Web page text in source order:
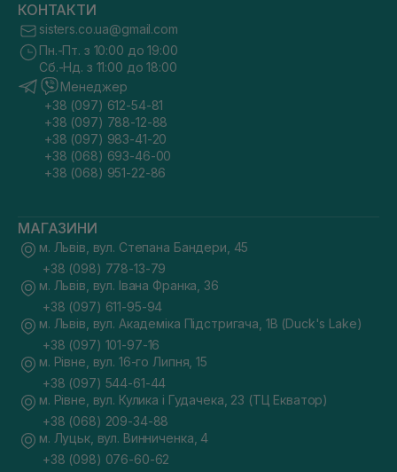
КОНТАКТИ
sisters.co.ua@gmail.com
Пн.-Пт. з 10:00 до 19:00
Сб.-Нд. з 11:00 до 18:00
Менеджер
+38 (097) 612-54-81
+38 (097) 788-12-88
+38 (097) 983-41-20
+38 (068) 693-46-00
+38 (068) 951-22-86
МАГАЗИНИ
м. Львів, вул. Степана Бандери, 45
+38 (098) 778-13-79
м. Львів, вул. Івана Франка, 36
+38 (097) 611-95-94
м. Львів, вул. Академіка Підстригача, 1В (Duck's Lake)
+38 (097) 101-97-16
м. Рівне, вул. 16-го Липня, 15
+38 (097) 544-61-44
м. Рівне, вул. Кулика і Гудачека, 23 (ТЦ Екватор)
+38 (068) 209-34-88
м. Луцьк, вул. Винниченка, 4
+38 (098) 076-60-62